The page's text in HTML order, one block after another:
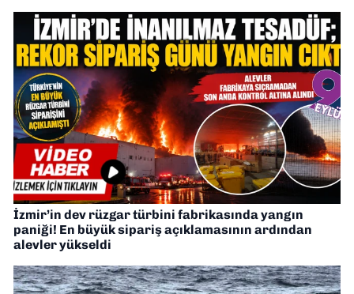
İzmir’in dev rüzgar türbini fabrikasında yangın
paniği! En büyük sipariş açıklamasının ardından
alevler yükseldi